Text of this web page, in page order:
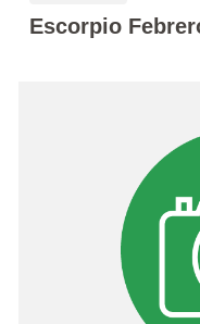
Escorpio